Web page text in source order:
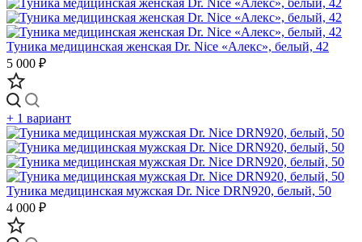
Туника медицинская женская Dr. Nice «Алекс», белый, 42
5 000 ₽
+ 1 вариант
Туника медицинская мужская Dr. Nice DRN920, белый, 50
4 000 ₽